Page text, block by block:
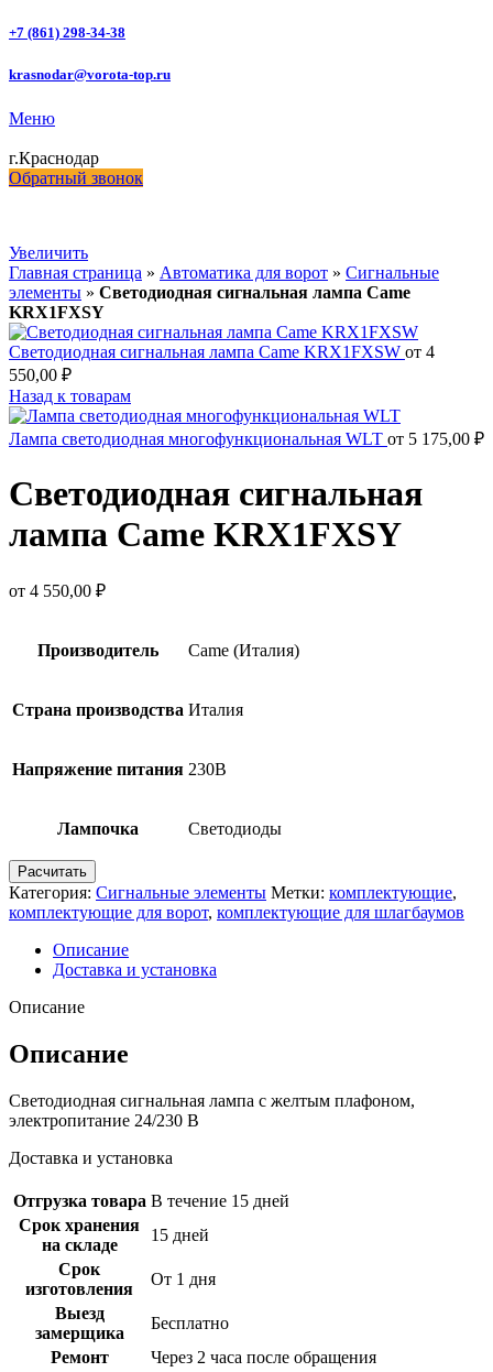
+7 (861) 298-34-38
krasnodar@vorota-top.ru
Меню
г.Краснодар
Обратный звонок
Увеличить
Главная страница » Автоматика для ворот » Сигнальные
элементы » Светодиодная сигнальная лампа Came
KRX1FXSY
Светодиодная сигнальная лампа Came KRX1FXSW от 4
550,00 ₽
Назад к товарам
Лампа светодиодная многофункциональная WLT от 5 175,00 ₽
Светодиодная сигнальная
лампа Came KRX1FXSY
от 4 550,00 ₽
Производитель Came (Италия)
Страна производства Италия
Напряжение питания 230В
Лампочка Светодиоды
Расчитать
Категория: Сигнальные элементы Метки: комплектующие,
комплектующие для ворот, комплектующие для шлагбаумов
Описание
Доставка и установка
Описание
Описание
Светодиодная сигнальная лампа с желтым плафоном,
электропитание 24/230 В
Доставка и установка
Отгрузка товара В течение 15 дней
Срок хранения
на складе
15 дней
Срок
изготовления
От 1 дня
Выезд
замерщика
Бесплатно
Ремонт
Через 2 часа после обращения